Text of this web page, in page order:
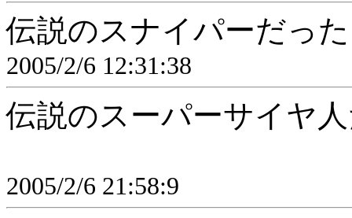
伝説のスナイパーだっ
2005/2/6 12:31:38
伝説のスーパーサイヤ
2005/2/6 21:58:9